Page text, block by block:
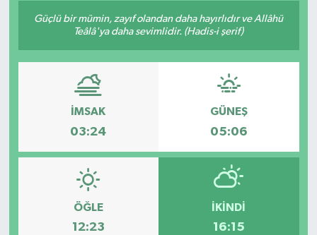
Güçlü bir mümin, zayıf olandan daha hayırlıdır ve Allâhü
Teâlâ'ya daha sevimlidir. (Hadis-i şerif)
İMSAK
03:24
GÜNEŞ
05:06
ÖĞLE
12:23
İKINDI
16:15
Son Dakika
Teknoloji